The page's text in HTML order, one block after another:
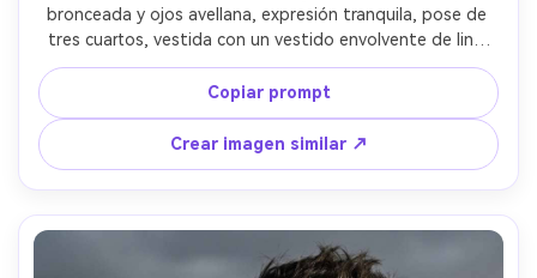
bronceada y ojos avellana, expresión tranquila, pose de
tres cuartos, vestida con un vestido envolvente de lino
crema y delicados pendientes de oro, cabello ondulado y
suelto moviéndose con el viento, de pie sobre dunas
altas al amanecer con un ligero espejismo de calor, luz
lateral cálida de la hora dorada con suave contraluz, Sony
A7IV, 85mm f/1.4, poca profundidad de campo, encuadre
de cintura hacia arriba, ángulo a la altura de los ojos,
gradación de color cálida y cinematográfica, textura
natural de la piel, poros realistas, enfoque nítido en los
ojos, calidad editorial, alta resolución --ar 4:5
Copiar prompt
Crear imagen similar ↗